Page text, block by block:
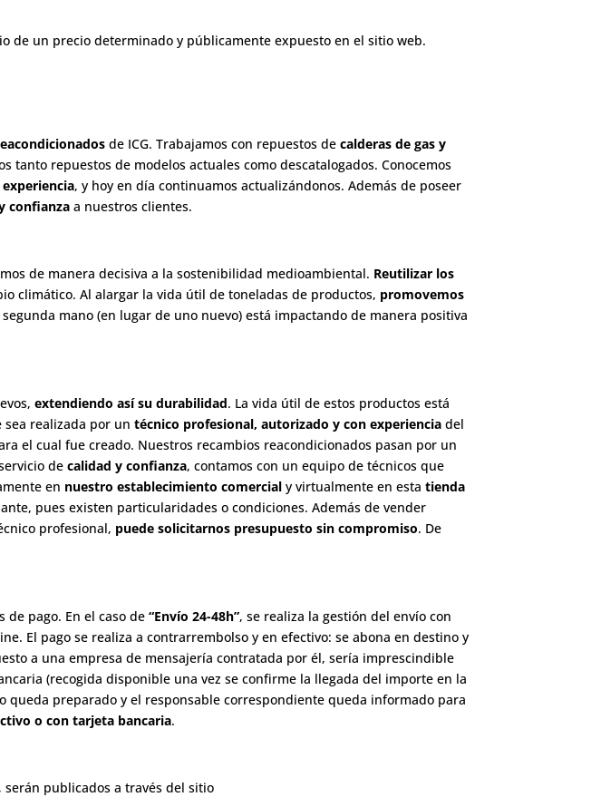
de un precio determinado y públicamente expuesto en el sitio web.
de ICG. Trabajamos con repuestos decalderas de gas y
tanto repuestos de modelos actuales como descatalogados. Conocemos
, y hoy en día continuamos actualizándonos. Además de poseer
confianza a nuestros clientes.
de manera decisiva a la sostenibilidad medioambiental. Reutilizar los
climático. Al alargar la vida útil de toneladas de productos, promovemos
mano (en lugar de uno nuevo) está impactando de manera positiva
extendiendo así su durabilidad. La vida útil de estos productos está
sea realizada por untécnico profesional, autorizado y con experiencia del
el cual fue creado. Nuestros recambios reacondicionados pasan por un
decalidad y confianza, contamos con un equipo de técnicos que
en nuestro establecimiento comercial y virtualmente en estatienda
pues existen particularidades o condiciones. Además de vender
profesional, puede solicitarnos presupuesto sin compromiso. De
de pago. En el caso de“Envío 24-48h”, se realiza la gestión del envío con
El pago se realiza a contrarrembolso y en efectivo: se abona en destino y
a una empresa de mensajería contratada por él, sería imprescindible
(recogida disponible una vez se confirme la llegada del importe en la
queda preparado y el responsable correspondiente queda informado para
o con tarjeta bancaria.
publicados a través del sitio